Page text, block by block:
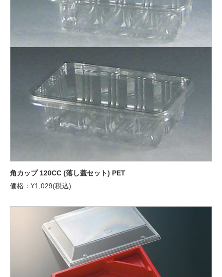
角カップ 120CC (落し蓋セット) PET
価格：¥1,029(税込)